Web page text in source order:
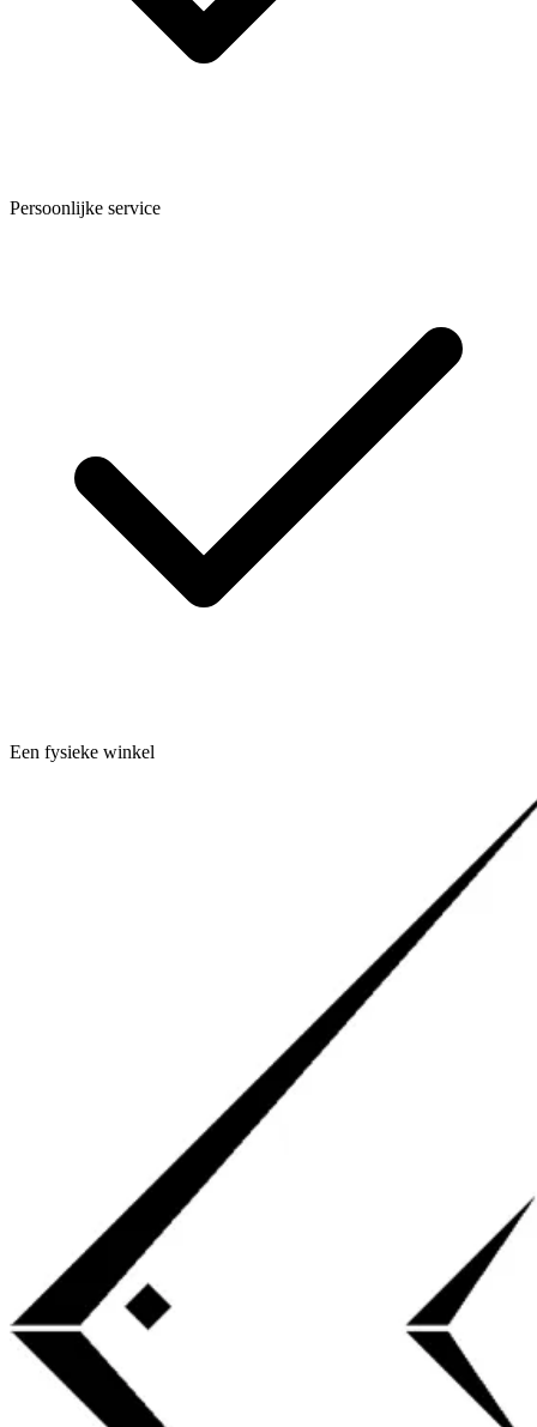
Persoonlijke service
Een fysieke winkel